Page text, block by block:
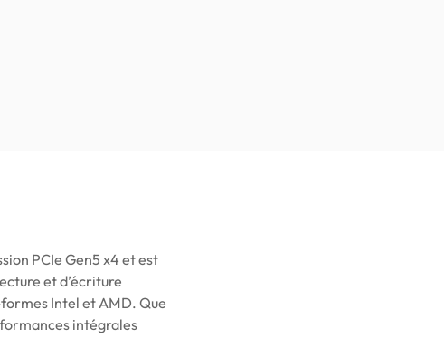
PCIe Gen5 x4 et est
et d’écriture
Intel et AMD. Que
intégrales